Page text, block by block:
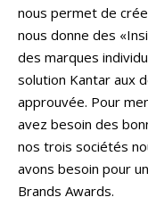
nous permet de
nous donne des
des marques
solution Kantar aux
approuvée. Pour
avez besoin des
nos trois sociétés
avons besoin pour
Brands Awards.